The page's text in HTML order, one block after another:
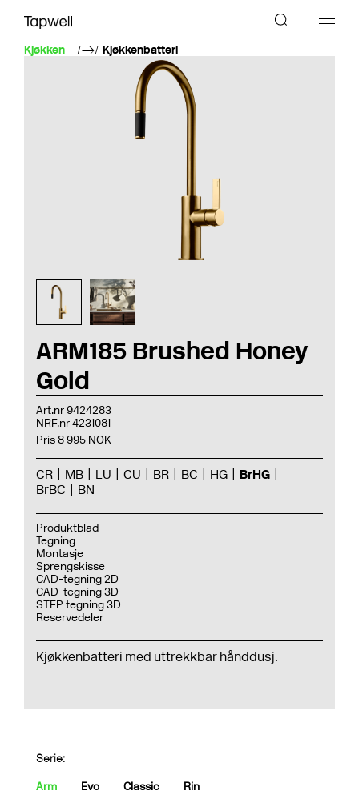
Kjøkken Kjøkkenbatteri
ARM185 Brushed Honey
Gold
Art.nr 9424283
NRF.nr 4231081
Pris 8 995 NOK
CR MB LU CU BR BC HG
BrHG
BrBC
BN
Produktblad
Tegning
Montasje
Sprengskisse
CAD-tegning 2D
CAD-tegning 3D
STEP tegning 3D
Reservedeler
Kjøkkenbatteri med uttrekkbar hånddusj.
Serie:
Arm Evo Classic Rin